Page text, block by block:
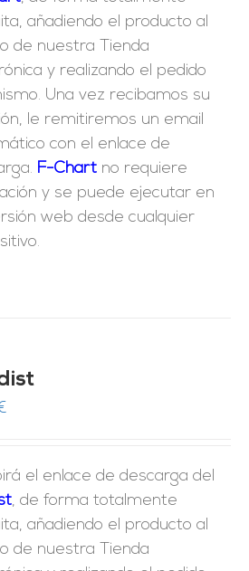
añadiendo el producto al
de nuestra Tienda
y realizando el pedido
Una vez recibamos su
le remitiremos un email
con el enlace de
F-Chart no requiere
y se puede ejecutar en
web desde cualquier
el enlace de descarga del
, de forma totalmente
añadiendo el producto al
de nuestra Tienda